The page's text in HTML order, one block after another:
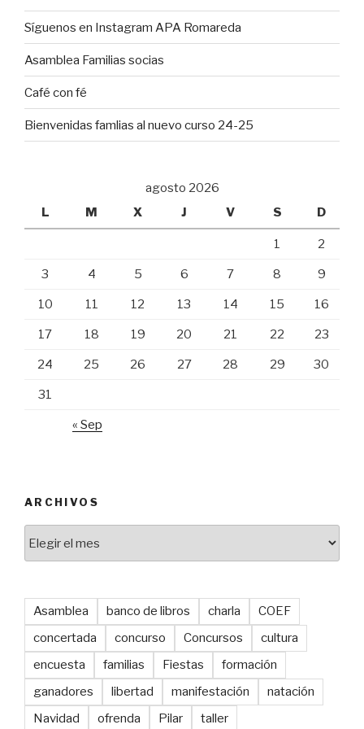
Síguenos en Instagram APA Romareda
Asamblea Familias socias
Café con fé
Bienvenidas famlias al nuevo curso 24-25
agosto 2026
L
M X J V S D
1 2
3 4 5 6 7 8 9
10 11 12 13 14 15 16
17 18 19 20 21 22 23
24 25 26 27 28 29 30
31
« Sep
ARCHIVOS
Asamblea banco de libros charla
COEF
concertada
concurso Concursos
cultura
encuesta
familias Fiestas
formación
ganadores
libertad manifestación
natación
Navidad
ofrenda Pilar taller